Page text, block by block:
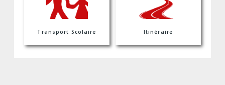
Transport Scolaire Itinéraire